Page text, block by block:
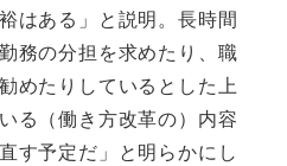
はある」と説明。長時間
務の分担を求めたり、職
めたりしているとした上
る（働き方改革の）内容
す予定だ」と明らかにし